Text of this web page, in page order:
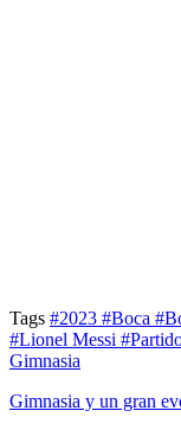
Tags #2023 #Boca
#Lionel Messi
Gimnasia
Gimnasia y un gran